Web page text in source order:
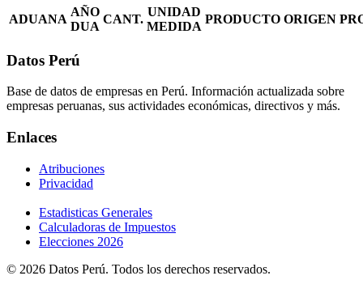
ADUANA
AÑO
DUA
CANT.
UNIDAD
MEDIDA
PRODUCTO ORIGEN
Datos Perú
Base de datos de empresas en Perú. Información actualizada sobre
empresas peruanas, sus actividades económicas, directivos y más.
Enlaces
Atribuciones
Privacidad
Estadisticas Generales
Calculadoras de Impuestos
Elecciones 2026
© 2026 Datos Perú. Todos los derechos reservados.